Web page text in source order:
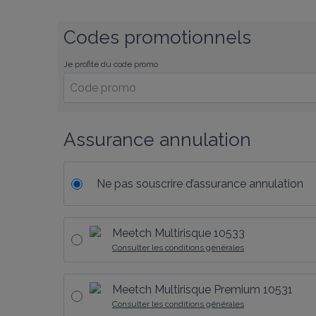
Codes promotionnels
Je profite du code promo
Assurance annulation
Ne pas souscrire d’assurance annulation
Meetch Multirisque 10533
Consulter les conditions générales
Meetch Multirisque Premium 10531
Consulter les conditions générales